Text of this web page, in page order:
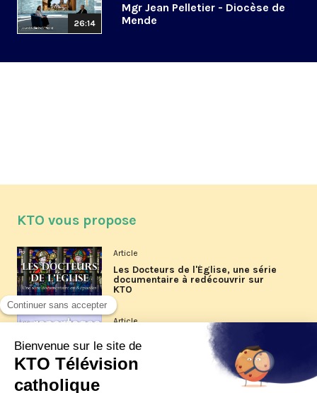
26:14
Mgr Jean Pelletier - Diocèse de
Mende
KTO vous propose
Article
Les Docteurs de l'Église, une série
documentaire à redécouvrir sur
KTO
Article
Les reportages d'été 2026 de KTO